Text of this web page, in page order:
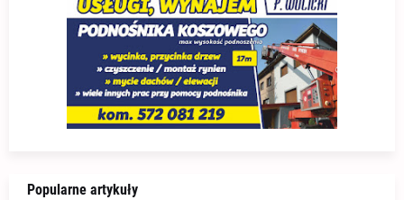
Popularne artykuły